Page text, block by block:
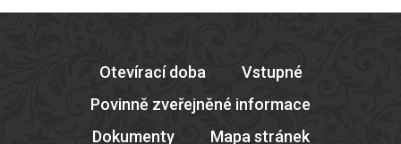
Otevírací doba
Vstupné
Povinně zveřejněné informace
Dokumenty
Mapa stránek